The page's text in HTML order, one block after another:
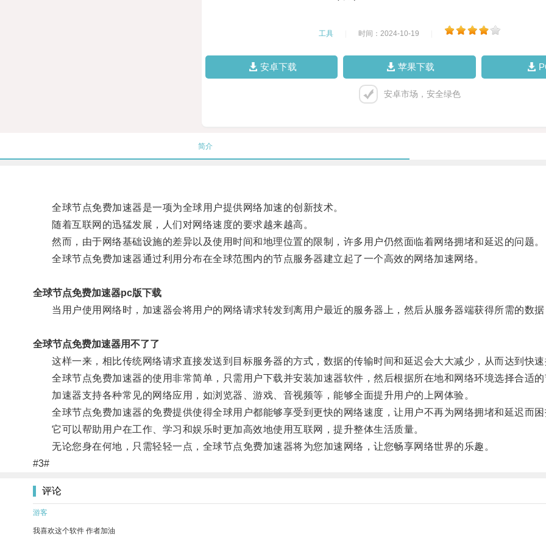
工具 时间：2024-10-19
安卓下载 苹果下载
安卓市场，安全绿色
简介
全球节点免费加速器是一项为全球用户提供网络加速的创新技术。
随着互联网的迅猛发展，人们对网络速度的要求越来越高。
然而，由于网络基础设施的差异以及使用时间和地理位置的限制，许多用户仍然面临着网络拥堵和延迟的问题。
全球节点免费加速器通过利用分布在全球范围内的节点服务器建立起了一个高效的网络加速网络。
全球节点免费加速器pc版下载
当用户使用网络时，加速器会将用户的网络请求转发到离用户最近的服务器上，然后从服务器端获得所需的数据
全球节点免费加速器用不了了
这样一来，相比传统网络请求直接发送到目标服务器的方式，数据的传输时间和延迟会大大减少，从而达到快速
全球节点免费加速器的使用非常简单，只需用户下载并安装加速器软件，然后根据所在地和网络环境选择合适的
加速器支持各种常见的网络应用，如浏览器、游戏、音视频等，能够全面提升用户的上网体验。
全球节点免费加速器的免费提供使得全球用户都能够享受到更快的网络速度，让用户不再为网络拥堵和延迟而困
它可以帮助用户在工作、学习和娱乐时更加高效地使用互联网，提升整体生活质量。
无论您身在何地，只需轻轻一点，全球节点免费加速器将为您加速网络，让您畅享网络世界的乐趣。
#3#
评论
游客
我喜欢这个软件 作者加油